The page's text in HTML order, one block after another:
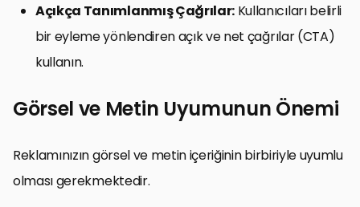
Açıkça Tanımlanmış Çağrılar: Kullanıcıları belirli
bir eyleme yönlendiren açık ve net çağrılar (CTA)
kullanın.
Görsel ve Metin Uyumunun Önemi
Reklamınızın görsel ve metin içeriğinin birbiriyle uyumlu
olması gerekmektedir.